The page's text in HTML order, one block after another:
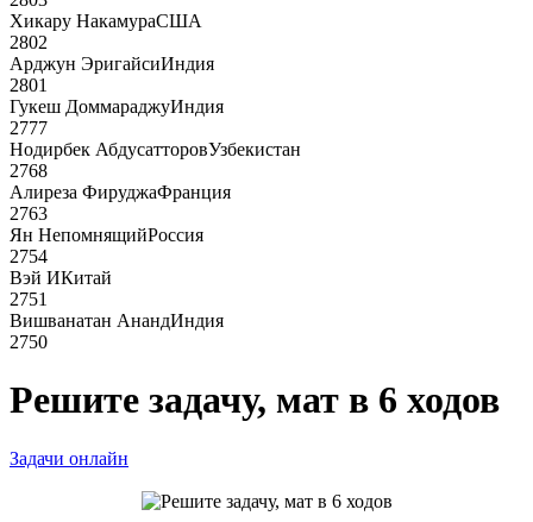
Хикару НакамураСША
2802
Арджун ЭригайсиИндия
2801
Гукеш ДоммараджуИндия
2777
Нодирбек АбдусатторовУзбекистан
2768
Алиреза ФируджаФранция
2763
Ян НепомнящийРоссия
2754
Вэй ИКитай
2751
Вишванатан АнандИндия
2750
Решите задачу, мат в 6 ходов
Задачи онлайн